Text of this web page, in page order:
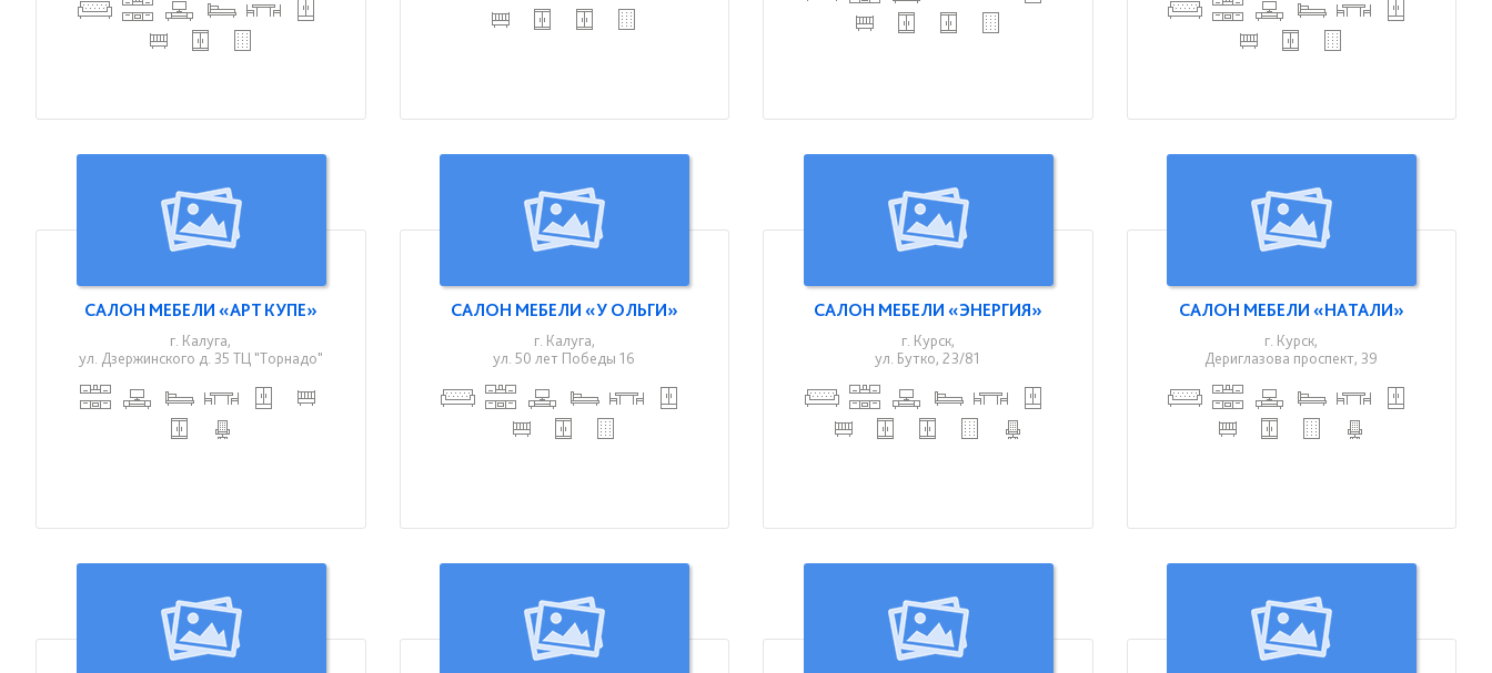
САЛОН МЕБЕЛИ «АРТ КУПЕ»
г. Калуга,
ул. Дзержинского д. 35 ТЦ "Торнадо"
САЛОН МЕБЕЛИ «У ОЛЬГИ»
г. Калуга,
ул. 50 лет Победы 16
САЛОН МЕБЕЛИ «ЭНЕРГИЯ»
г. Курск,
ул. Бутко, 23/81
САЛОН МЕБЕЛИ «НАТАЛИ»
г. Курск,
Дериглазова проспект, 39